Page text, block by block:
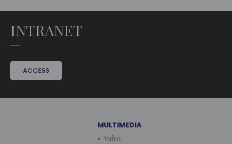
INTRANET
ACCESS
MULTIMEDIA
Video